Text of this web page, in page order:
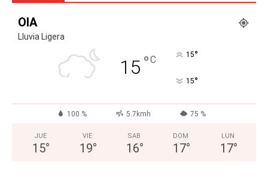
OIA
Lluvia Ligera
15 °C 15°
15°
100 % 5.7kmh 75 %
JUE
15°
VIE
19°
SAB
16°
DOM
17°
LUN
17°